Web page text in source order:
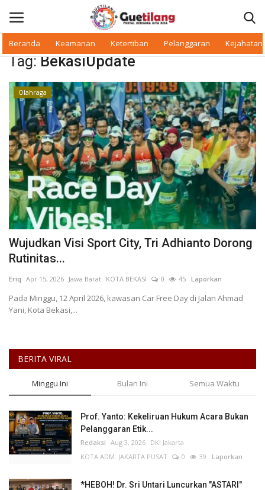
Beranda Keamanan Ketertiban Pelanggaran Kejahatan
Masuk Daftar
Beranda
Daerah
Makan Bergizi
Warkop Digital
Pelanggaran
Ketertiban
Keamanan
Kejahatan
Cybers Event
Pekerja Migran Indonesia
Ekonomi
Tag: BekasiUpdate
Olahraga
Wujudkan Visi Sport City, Tri Adhianto Dorong
Rutinitas...
Eriq Apr 15, 2026 Jawa Barat KOTA BEKASI 0 45 Laporkan
Pada Minggu, 12 April 2026, kawasan Car Free Day di Jalan Ahmad
Yani, Kota Bekasi,...
BERITA VIRAL
Minggu Ini Bulan Ini Semua Waktu
Prof. Yanto: Kekeliruan Hukum Acara Bukan
Pelanggaran Etik...
Redaksi Aug 3, 2026 DKI Jakarta
KOTA ADM. JAKARTA PUSAT
0 39 Laporkan
*HEBOH! Dr. Sri Untari Luncurkan "ASTARI"